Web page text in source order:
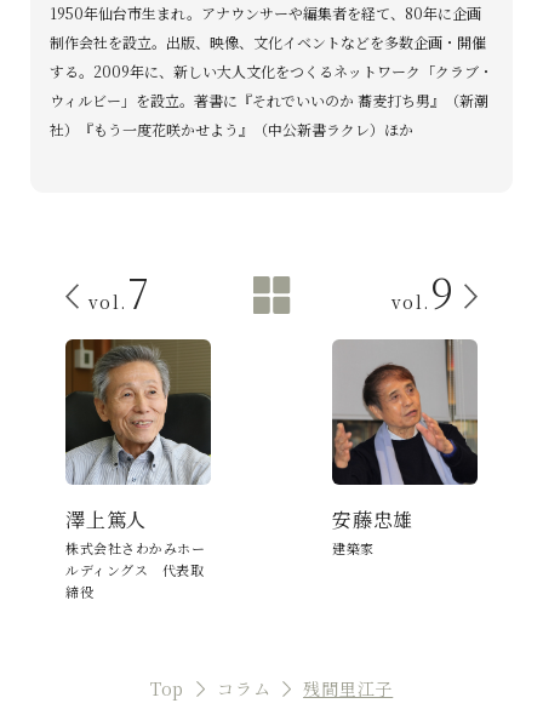
1950年仙台市生まれ。アナウンサーや編集者を経て、80年に企画
制作会社を設立。出版、映像、文化イベントなどを多数企画・開催
する。2009年に、新しい大人文化をつくるネットワーク「クラブ・
ウィルビー」を設立。著書に『それでいいのか 蕎麦打ち男』（新潮
社）『もう一度花咲かせよう』（中公新書ラクレ）ほか
vol. 7
澤上篤人
株式会社さわかみホー
ルディングス 代表取
締役
vol. 9
安藤忠雄
建築家
Top コラム 残間里江子